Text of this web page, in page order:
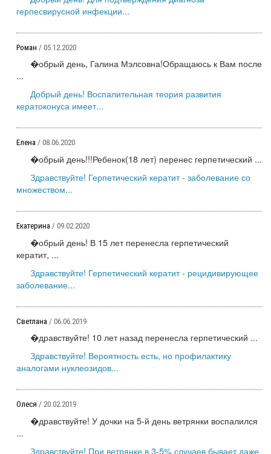
герпесвирусной инфекции...
Роман / 05.12.2020
�обрый день, Галина Мэлсовна!Обращаюсь к Вам после
...
Добрый день! Воспалительная теория развития
кератоконуса имеет...
Елена / 08.06.2020
�обрый день!!!Ребенок(18 лет) перенес герпетический ...
Здравствуйте! Герпетический кератит - заболевание со
множеством...
Екатерина / 09.02.2020
�обрый день! В 15 лет перенесла герпетический
кератит, ...
Здравствуйте! Герпетический кератит - рецидивирующее
заболевание...
Светлана / 06.06.2019
�дравствуйте! 10 лет назад перенесла герпетический ...
Здравствуйте! Вероятность есть, но профилактику
аналогами нуклеозидов...
Олеся / 20.02.2019
�дравствуйте! У дочки на 5-й день ветрянки воспалился
...
Здравствуйте! При ветрянке в 3-5% случаев бывает даже